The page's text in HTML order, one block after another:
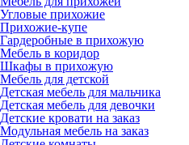
Угловые прихожие
Прихожие-купе
Гардеробные в прихожую
Мебель в коридор
Шкафы в прихожую
Мебель для детской
Детская мебель для мальчика
Детская мебель для девочки
Детские кровати на заказ
Модульная мебель на заказ